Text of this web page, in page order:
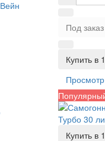
Под заказ
Купить в
Просмотр
Купить в